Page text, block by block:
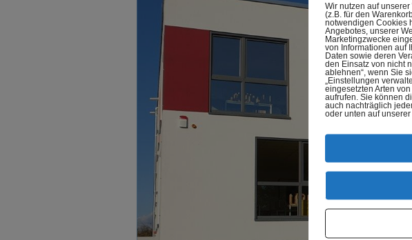
Wir nutzen auf
(z.B. für den
notwendigen Cookies
Angebotes, unserer
Marketingzwecke
von Informationen auf
Daten sowie deren
den Einsatz von nicht
ablehnen“, wenn Sie
„Einstellungen
eingesetzten Arten
aufrufen. Sie können
auch nachträglich
oder unten auf unserer